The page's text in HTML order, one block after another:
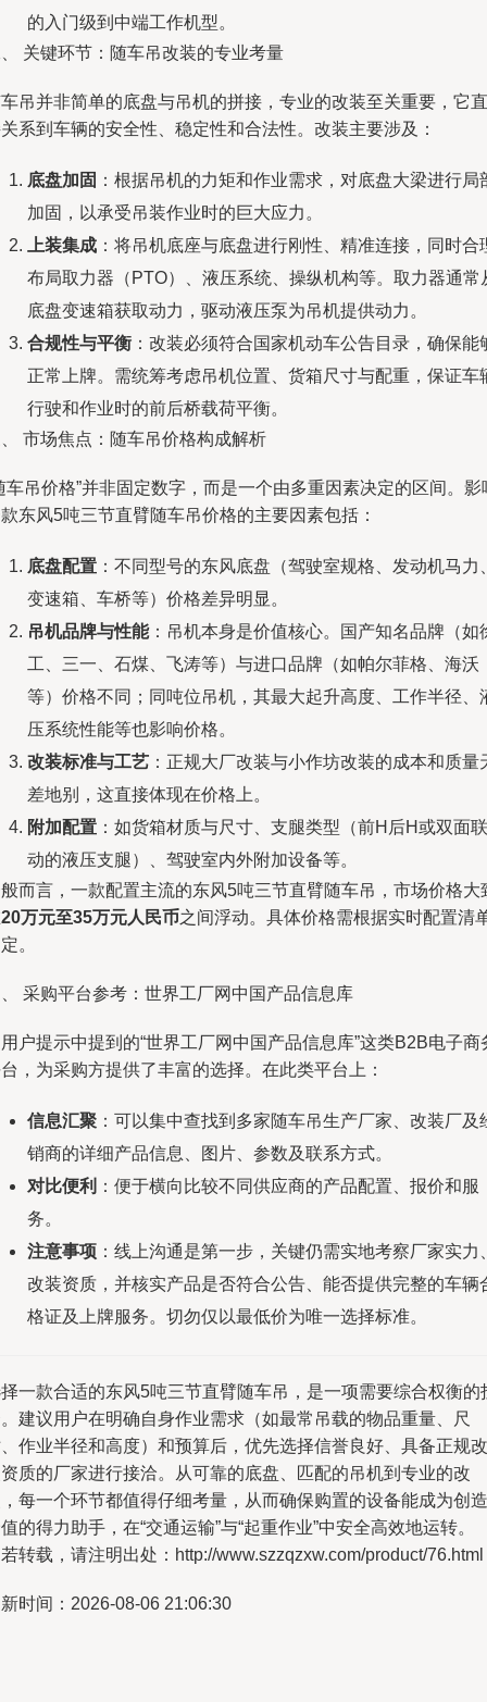
的入门级到中端工作机型。
关键环节：随车吊改装的专业考量
吊并非简单的底盘与吊机的拼接，专业的改装至关重要，它直
系到车辆的安全性、稳定性和合法性。改装主要涉及：
底盘加固 ：根据吊机的力矩和作业需求，对底盘大梁进行局
加固，以承受吊装作业时的巨大应力。
上装集成 ：将吊机底座与底盘进行刚性、精准连接，同时合
布局取力器（PTO）、液压系统、操纵机构等。取力器通常
底盘变速箱获取动力，驱动液压泵为吊机提供动力。
合规性与平衡 ：改装必须符合国家机动车公告目录，确保能
正常上牌。需统筹考虑吊机位置、货箱尺寸与配重，保证车
行驶和作业时的前后桥载荷平衡。
市场焦点：随车吊价格构成解析
车吊价格”并非固定数字，而是一个由多重因素决定的区间。影
东风5吨三节直臂随车吊价格的主要因素包括：
底盘配置 ：不同型号的东风底盘（驾驶室规格、发动机马力
变速箱、车桥等）价格差异明显。
吊机品牌与性能：吊机本身是价值核心。国产知名品牌（如
工、三一、石煤、飞涛等）与进口品牌（如帕尔菲格、海沃
等）价格不同；同吨位吊机，其最大起升高度、工作半径、
压系统性能等也影响价格。
改装标准与工艺 ：正规大厂改装与小作坊改装的成本和质量
差地别，这直接体现在价格上。
附加配置 ：如货箱材质与尺寸、支腿类型（前H后H或双面联
动的液压支腿）、驾驶室内外附加设备等。
而言，一款配置主流的东风5吨三节直臂随车吊，市场价格大
20万元至35万元人民币之间浮动。具体价格需根据实时配置清
。
采购平台参考：世界工厂网中国产品信息库
户提示中提到的“世界工厂网中国产品信息库”这类B2B电子商
，为采购方提供了丰富的选择。在此类平台上：
信息汇聚 ：可以集中查找到多家随车吊生产厂家、改装厂及
销商的详细产品信息、图片、参数及联系方式。
对比便利 ：便于横向比较不同供应商的产品配置、报价和服
务。
注意事项 ：线上沟通是第一步，关键仍需实地考察厂家实力
改装资质，并核实产品是否符合公告、能否提供完整的车辆
格证及上牌服务。切勿仅以最低价为唯一选择标准。
一款合适的东风5吨三节直臂随车吊，是一项需要综合权衡的
建议用户在明确自身作业需求（如最常吊载的物品重量、尺
作业半径和高度）和预算后，优先选择信誉良好、具备正规改
质的厂家进行接洽。从可靠的底盘、匹配的吊机到专业的改
每一个环节都值得仔细考量，从而确保购置的设备能成为创造
的得力助手，在“交通运输”与“起重作业”中安全高效地运转。
转载，请注明出处：http://www.szzqzxw.com/product/76.html
时间：2026-08-06 21:06:30